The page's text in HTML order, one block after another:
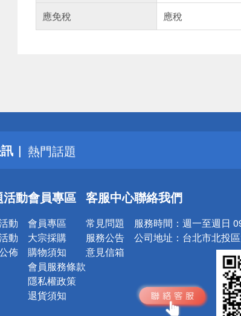
應免稅
應稅
詐騙網頁！請小心！
得獎公告
熱門話題
銀行優惠
詐騙網頁！請小心！
活動
動
動
佈
會員專區
會員專區
大宗採購
購物須知
會員服務條款
隱私權政策
退貨須知
客服中心
常見問題
服務公告
意見信箱
聯絡我們
服務時間： 週一至週日
公司地址： 台北市北投